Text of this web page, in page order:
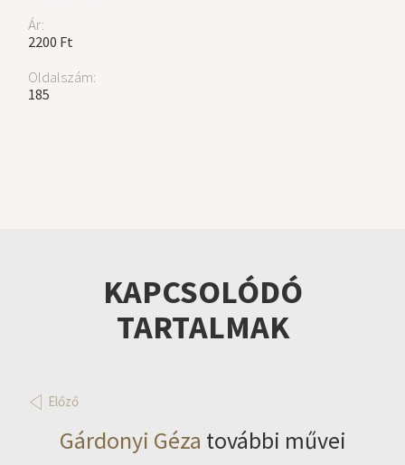
Ár:
2200 Ft
Oldalszám:
185
KAPCSOLÓDÓ
TARTALMAK
Előző
Gárdonyi Géza további művei